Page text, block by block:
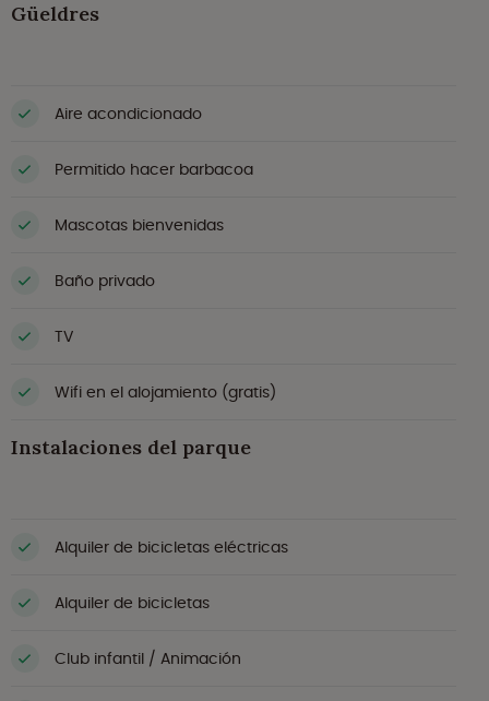
Güeldres
Aire acondicionado
Permitido hacer barbacoa
Mascotas bienvenidas
Baño privado
TV
Wifi en el alojamiento (gratis)
Instalaciones del parque
Alquiler de bicicletas eléctricas
Alquiler de bicicletas
Club infantil / Animación